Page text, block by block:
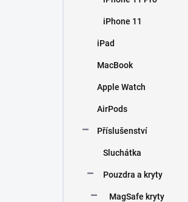
iPhone 11
iPad
MacBook
Apple Watch
AirPods
Příslušenství
Sluchátka
Pouzdra a kryty
MagSafe kryty